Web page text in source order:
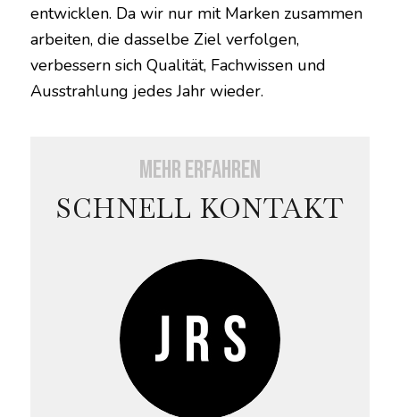
entwicklen. Da wir nur mit Marken zusammen
arbeiten, die dasselbe Ziel verfolgen,
verbessern sich Qualität, Fachwissen und
Ausstrahlung jedes Jahr wieder.
Mehr erfahren
SCHNELL KONTAKT